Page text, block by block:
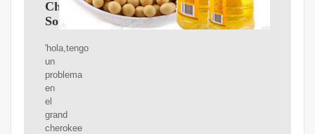
Cherokee:
Soluciones
'hola,tengo
un
problema
en
el
grand
cherokee